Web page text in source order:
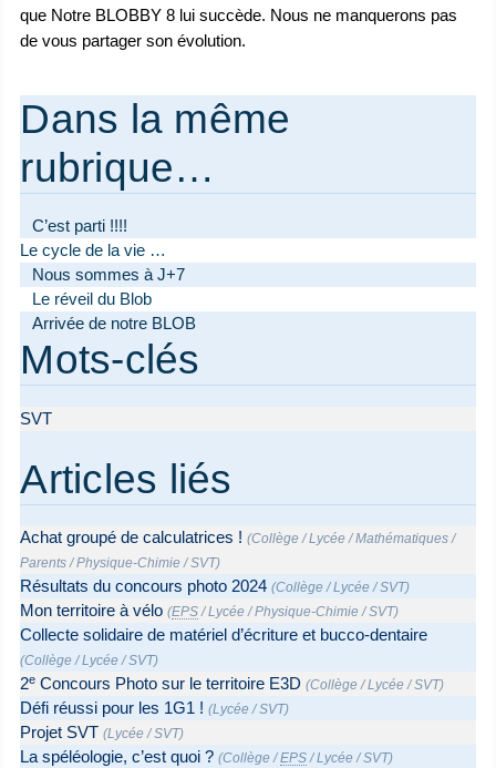
que Notre BLOBBY 8 lui succède. Nous ne manquerons pas
de vous partager son évolution.
Dans la même
rubrique…
C’est parti !!!!
Le cycle de la vie …
Nous sommes à J+7
Le réveil du Blob
Arrivée de notre BLOB
Mots-clés
SVT
Articles liés
Achat groupé de calculatrices ! (Collège /Lycée /Mathématiques /
Parents /Physique-Chimie /SVT)
Résultats du concours photo 2024 (Collège /Lycée /SVT)
Mon territoire à vélo (EPS /Lycée /Physique-Chimie /SVT)
Collecte solidaire de matériel d’écriture et bucco-dentaire
(Collège /Lycée /SVT)
2e Concours Photo sur le territoire E3D (Collège /Lycée /SVT)
Défi réussi pour les 1G1 ! (Lycée /SVT)
Projet SVT (Lycée /SVT)
La spéléologie, c’est quoi ? (Collège /EPS /Lycée /SVT)